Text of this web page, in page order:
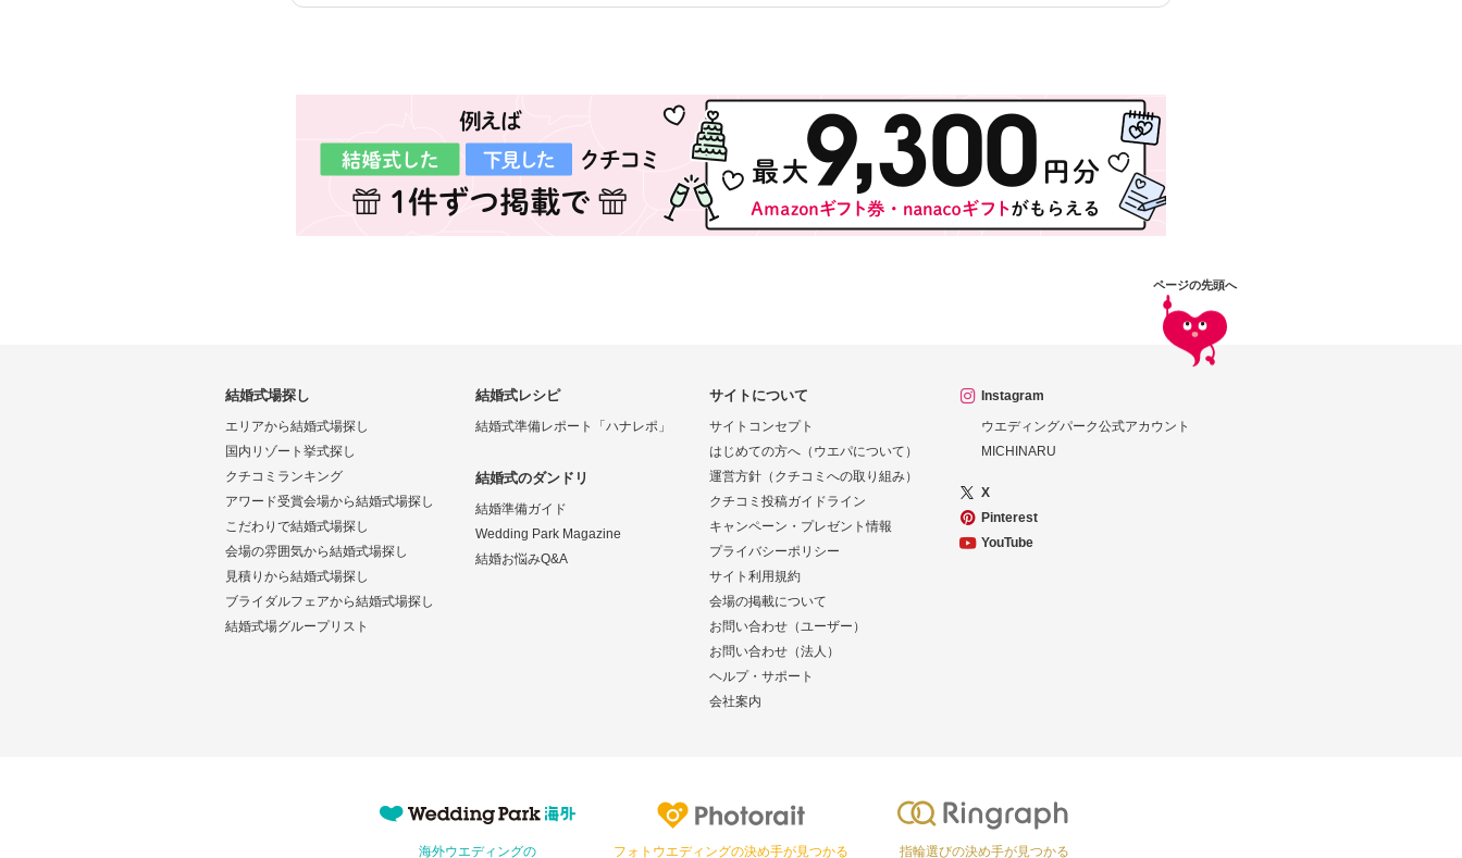
結婚式場探し
エリアから結婚式場探し
国内リゾート挙式探し
クチコミランキング
アワード受賞会場から結婚式場探し
こだわりで結婚式場探し
会場の雰囲気から結婚式場探し
見積りから結婚式場探し
ブライダルフェアから結婚式場探し
結婚式場グループリスト
結婚式レシピ
結婚式準備レポート「ハナレポ」
結婚式のダンドリ
結婚準備ガイド
Wedding Park Magazine
結婚お悩みQ&A
サイトについて
サイトコンセプト
はじめての方へ（ウエパについて）
運営方針（クチコミへの取り組み）
クチコミ投稿ガイドライン
キャンペーン・プレゼント情報
プライバシーポリシー
サイト利用規約
会場の掲載について
お問い合わせ（ユーザー）
お問い合わせ（法人）
ヘルプ・サポート
会社案内
Instagram
ウエディングパーク公式アカウント
MICHINARU
X
Pinterest
YouTube
ページの先頭へ
海外ウエディングの フォトウエディングの決め手が見つかる 指輪選びの決め手が見つかる